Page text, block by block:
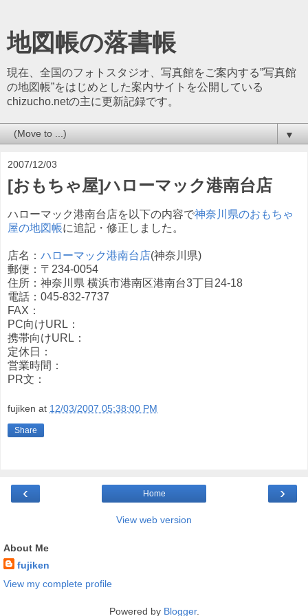
地図帳の落書帳
現在、全国のフォトスタジオ、写真館をご案内する”写真館
の地図帳”をはじめとした案内サイトを公開している
chizucho.netの主に更新記録です。
▼
2007/12/03
[おもちゃ屋]ハローマック港南台店
ハローマック港南台店を以下の内容で神奈川県のおもちゃ
屋の地図帳に追記・修正しました。
店名： ハローマック港南台店(神奈川県)
郵便：〒234-0054
住所：神奈川県 横浜市港南区港南台3丁目24-18
電話：045-832-7737
FAX：
PC向けURL：
携帯向けURL：
定休日：
営業時間：
PR文：
fujiken at 12/03/2007 05:38:00 PM
Share
‹ ›
Home
View web version
About Me
fujiken
View my complete profile
Powered by Blogger.